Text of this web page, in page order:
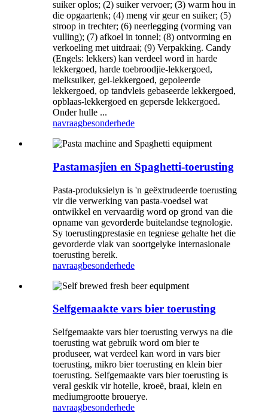
suiker oplos; (2) suiker vervoer; (3) warm hou in
die opgaartenk; (4) meng vir geur en suiker; (5)
stroop in trechter; (6) neerlegging (vorming van
vulling); (7) afkoel in tonnel; (8) ontvorming en
verkoeling met uitdraai; (9) Verpakking. Candy
(Engels: lekkers) kan verdeel word in harde
lekkergoed, harde toebroodjie-lekkergoed,
melksuiker, gel-lekkergoed, gepoleerde
lekkergoed, op tandvleis gebaseerde lekkergoed,
opblaas-lekkergoed en gepersde lekkergoed.
Onder hulle ...
navraagbesonderhede
Pastamasjien en Spaghetti-toerusting
Pasta-produksielyn is 'n geëxtrudeerde toerusting
vir die verwerking van pasta-voedsel wat
ontwikkel en vervaardig word op grond van die
opname van gevorderde buitelandse tegnologie.
Sy toerustingprestasie en tegniese gehalte het die
gevorderde vlak van soortgelyke internasionale
toerusting bereik.
navraagbesonderhede
Selfgemaakte vars bier toerusting
Selfgemaakte vars bier toerusting verwys na die
toerusting wat gebruik word om bier te
produseer, wat verdeel kan word in vars bier
toerusting, mikro bier toerusting en klein bier
toerusting. Selfgemaakte vars bier toerusting is
veral geskik vir hotelle, kroeë, braai, klein en
mediumgrootte brouerye.
navraagbesonderhede